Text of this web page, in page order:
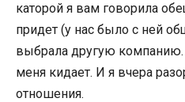
каторой я вам говорила
придет (у нас было с ней
выбрала другую компанию.
меня кидает. И я вчера
отношения.